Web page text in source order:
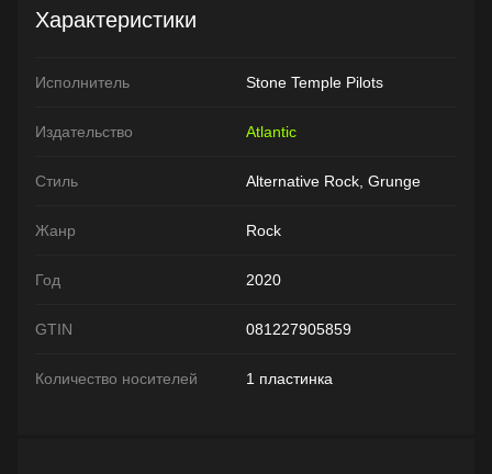
Характеристики
Исполнитель Stone Temple Pilots
Издательство Atlantic
Стиль Alternative Rock, Grunge
Жанр Rock
Год 2020
GTIN 081227905859
Количество носителей 1 пластинка